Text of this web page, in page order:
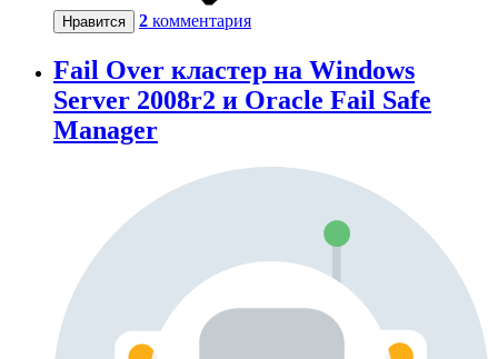
Нравится 2 комментария
Fail Over кластер на Windows
Server 2008r2 и Oracle Fail Safe
Manager